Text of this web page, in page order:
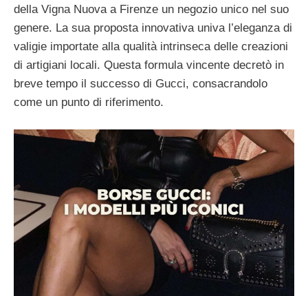
della Vigna Nuova a Firenze un negozio unico nel suo
genere. La sua proposta innovativa univa l’eleganza di
valigie importate alla qualità intrinseca delle creazioni
di artigiani locali. Questa formula vincente decretò in
breve tempo il successo di Gucci, consacrandolo
come un punto di riferimento.